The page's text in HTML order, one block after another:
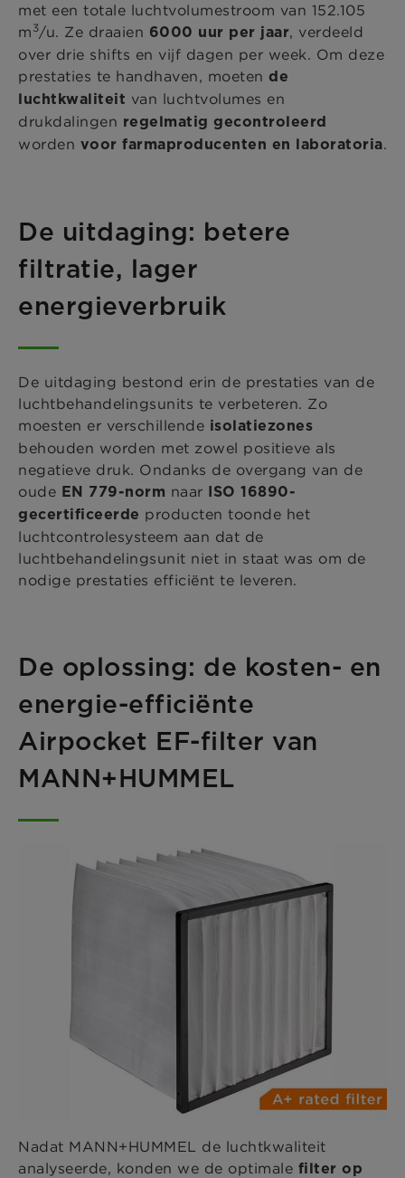
met een totale luchtvolumestroom van 152.105
m 3/u. Ze draaien 6000 uur per jaar, verdeeld
over drie shifts en vijf dagen per week. Om deze
prestaties te handhaven, moeten de
luchtkwaliteit van luchtvolumes en
drukdalingen regelmatig gecontroleerd
worden voor farmaproducenten en laboratoria.
De uitdaging: betere
filtratie, lager
energieverbruik
De uitdaging bestond erin de prestaties van de
luchtbehandelingsunits te verbeteren. Zo
moesten er verschillende isolatiezones
behouden worden met zowel positieve als
negatieve druk. Ondanks de overgang van de
oude EN 779-norm naar
ISO 16890-
gecertificeerde producten toonde het
luchtcontrolesysteem aan dat de
luchtbehandelingsunit niet in staat was om de
nodige prestaties efficiënt te leveren.
De oplossing: de kosten- en
energie-efficiënte
Airpocket EF-filter van
MANN+HUMMEL
Nadat MANN+HUMMEL de luchtkwaliteit
analyseerde, konden we de optimale filter op